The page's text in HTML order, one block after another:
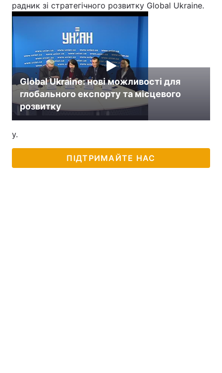
радник зі стратегічного розвитку Global Ukraine.
Global Ukraine: нові можливості для
глобального експорту та місцевого
розвитку
у.
ПІДТРИМАЙТЕ НАС